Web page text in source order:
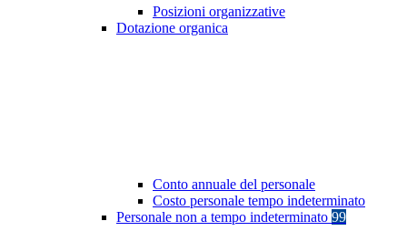
Posizioni organizzative
Dotazione organica
Conto annuale del personale
Costo personale tempo indeterminato
Personale non a tempo indeterminato 99